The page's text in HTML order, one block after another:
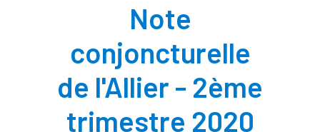
Note
conjoncturelle
de l'Allier - 2ème
trimestre 2020